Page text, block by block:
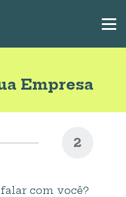
Empresa
2
com você?